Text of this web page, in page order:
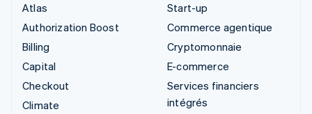
Atlas
Authorization Boost
Billing
Capital
Checkout
Climate
Start-up
Commerce agentique
Cryptomonnaie
E-commerce
Services financiers
intégrés